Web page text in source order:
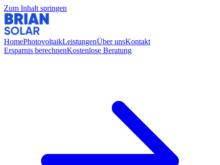
Zum Inhalt springen
HomePhotovoltaikLeistungenÜber unsKontakt
Ersparnis berechnenKostenlose Beratung